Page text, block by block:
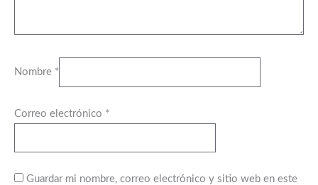
Nombre *
Correo electrónico *
Guardar mi nombre, correo electrónico y sitio web en este